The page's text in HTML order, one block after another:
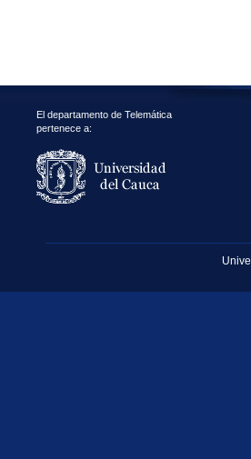
El departamento de Telemática
pertenece a: